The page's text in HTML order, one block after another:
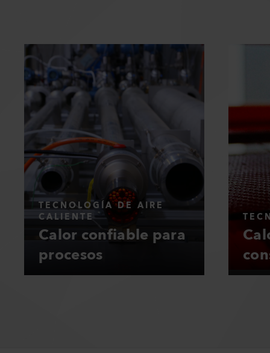
TECNOLOGÍA DE AIRE
CALIENTE
Calor confiable para
procesos